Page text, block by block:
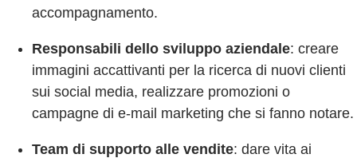
accompagnamento.
Responsabili dello sviluppo aziendale: creare
immagini accattivanti per la ricerca di nuovi clienti
sui social media, realizzare promozioni o
campagne di e-mail marketing che si fanno notare.
Team di supporto alle vendite: dare vita ai